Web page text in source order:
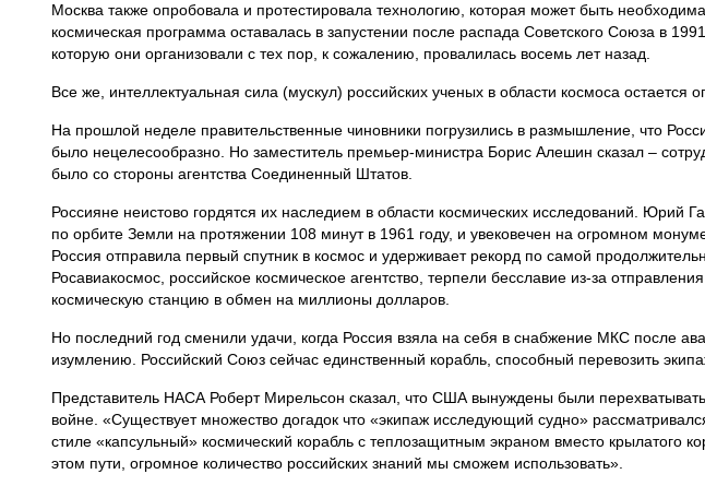
Москва также опробовала и протестировала технологию, которая может быть
космическая программа оставалась в запустении после распада Советского Союза в
которую они организовали с тех пор, к сожалению, провалилась восемь лет назад.
Все же, интеллектуальная сила (мускул) российских ученых в области космоса остается
На прошлой неделе правительственные чиновники погрузились в размышление, что
было нецелесообразно. Но заместитель премьер-министра Борис Алешин сказал –
было со стороны агентства Соединенный Штатов.
Россияне неистово гордятся их наследием в области космических исследований. Юрий
по орбите Земли на протяжении 108 минут в 1961 году, и увековечен на огромном
Россия отправила первый спутник в космос и удерживает рекорд по самой
Росавиакосмос, российское космическое агентство, терпели бесславие из-за
космическую станцию в обмен на миллионы долларов.
Но последний год сменили удачи, когда Россия взяла на себя в снабжение МКС после
изумлению. Российский Союз сейчас единственный корабль, способный перевозить
Представитель НАСА Роберт Мирельсон сказал, что США вынуждены были
войне. «Существует множество догадок что «экипаж исследующий судно»
стиле «капсульный» космический корабль с теплозащитным экраном вместо крылатого
этом пути, огромное количество российских знаний мы сможем использовать».